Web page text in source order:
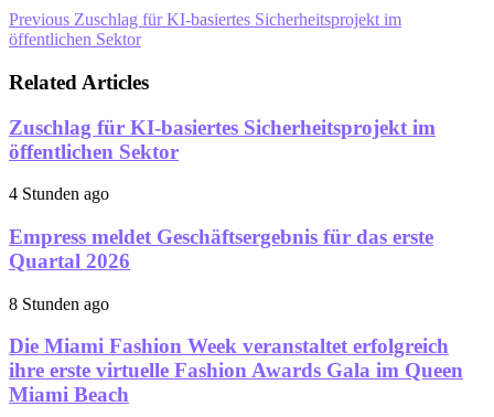
Previous Zuschlag für KI-basiertes Sicherheitsprojekt im
öffentlichen Sektor
Related Articles
Zuschlag für KI-basiertes Sicherheitsprojekt im
öffentlichen Sektor
4 Stunden ago
Empress meldet Geschäftsergebnis für das erste
Quartal 2026
8 Stunden ago
Die Miami Fashion Week veranstaltet erfolgreich
ihre erste virtuelle Fashion Awards Gala im Queen
Miami Beach